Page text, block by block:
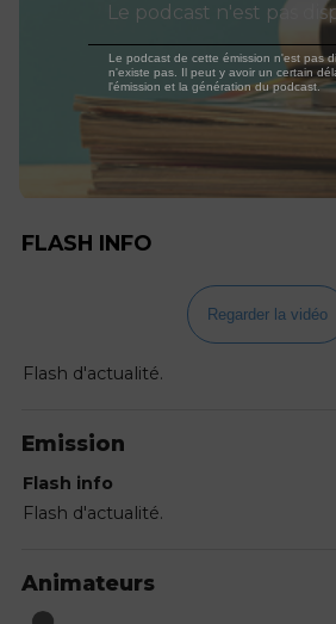
FLASH INFO
Regarder la vidéo
Flash d'actualité.
Emission
Flash info
Flash d'actualité.
Animateurs
Le podcast n'est pas
Le podcast de cette émission n'est pas
n'existe pas. Il peut y avoir un certain
l'émission et la génération du podcast.